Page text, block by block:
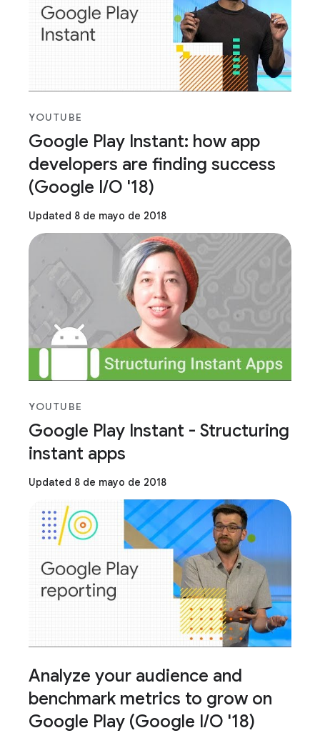
YOUTUBE
Google Play Instant: how app
developers are finding success
(Google I/O '18)
Updated 8 de mayo de 2018
YOUTUBE
Google Play Instant - Structuring
instant apps
Updated 8 de mayo de 2018
Analyze your audience and
benchmark metrics to grow on
Google Play (Google I/O '18)